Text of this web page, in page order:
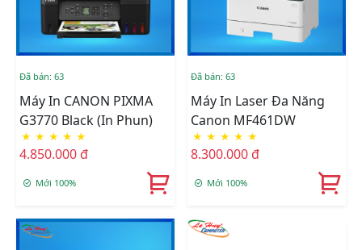
Đã bán: 63
Máy In CANON PIXMA
G3770 Black (In Phun)
★ ★ ★ ★ ★
4.850.000 đ
Mới 100%
Đã bán: 63
Máy In Laser Đa Năng
Canon MF461DW
★ ★ ★ ★ ★
8.300.000 đ
Mới 100%